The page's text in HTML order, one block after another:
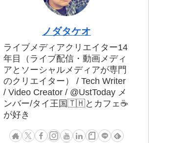
ノダタケオ
ライブメディアクリエイター14
年目（ライブ配信・動画メディ
アとソーシャルメディアが専門
のクリエイター） / Tech Writer
/ Video Creator / @UstToday メ
ンバー/タイ王国🇹🇭とカフェ☕️
が好き